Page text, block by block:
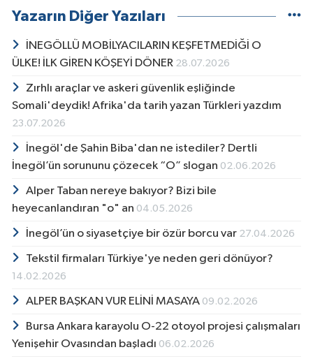
Yazarın Diğer Yazıları
İNEGÖLLÜ MOBİLYACILARIN KEŞFETMEDİĞİ O
ÜLKE! İLK GİREN KÖŞEYİ DÖNER 28.07.2026
Zırhlı araçlar ve askeri güvenlik eşliğinde
Somali'deydik! Afrika'da tarih yazan Türkleri yazdım
23.07.2026
İnegöl'de Şahin Biba'dan ne istediler? Dertli
İnegöl’ün sorununu çözecek “O” slogan 02.06.2026
Alper Taban nereye bakıyor? Bizi bile
heyecanlandıran "o" an 04.05.2026
İnegöl’ün o siyasetçiye bir özür borcu var 27.04.2026
Tekstil firmaları Türkiye'ye neden geri dönüyor?
14.02.2026
ALPER BAŞKAN VUR ELİNİ MASAYA 09.02.2026
Bursa Ankara karayolu O-22 otoyol projesi çalışmaları
Yenişehir Ovasından başladı 06.02.2026